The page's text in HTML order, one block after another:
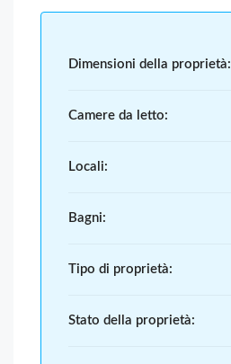
Dimensioni della proprietà:
Camere da letto:
Locali:
Bagni:
Tipo di proprietà:
Stato della proprietà: